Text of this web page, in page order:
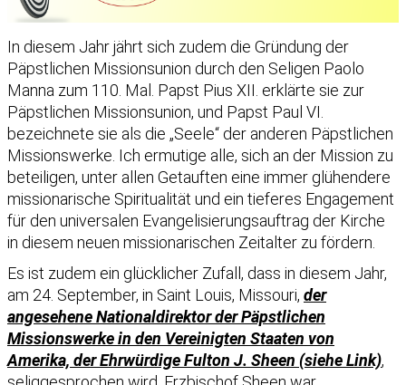
In diesem Jahr jährt sich zudem die Gründung der
Päpstlichen Missionsunion durch den Seligen Paolo
Manna zum 110. Mal. Papst Pius XII. erklärte sie zur
Päpstlichen Missionsunion, und Papst Paul VI.
bezeichnete sie als die „Seele“ der anderen Päpstlichen
Missionswerke. Ich ermutige alle, sich an der Mission zu
beteiligen, unter allen Getauften eine immer glühendere
missionarische Spiritualität und ein tieferes Engagement
für den universalen Evangelisierungsauftrag der Kirche
in diesem neuen missionarischen Zeitalter zu fördern.
Es ist zudem ein glücklicher Zufall, dass in diesem Jahr,
am 24. September, in Saint Louis, Missouri, der
angesehene Nationaldirektor der Päpstlichen
Missionswerke in den Vereinigten Staaten von
Amerika, der Ehrwürdige Fulton J. Sheen (siehe Link),